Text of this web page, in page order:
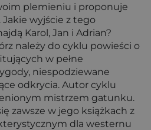
plemieniu i proponuje
wyjście z tego
Karol, Jan i Adrian?
należy do cyklu powieści o
w pełne
niespodziewane
odkrycia. Autor cyklu
mistrzem gatunku.
zawsze w jego książkach z
dla westernu